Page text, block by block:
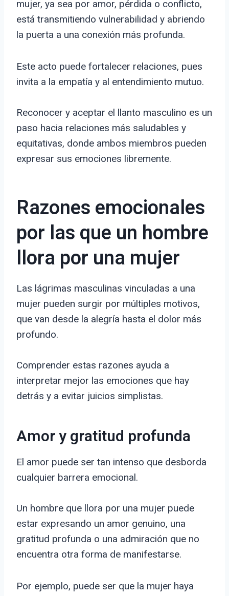
mujer, ya sea por amor, pérdida o conflicto,
está transmitiendo vulnerabilidad y abriendo
la puerta a una conexión más profunda.
Este acto puede fortalecer relaciones, pues
invita a la empatía y al entendimiento mutuo.
Reconocer y aceptar el llanto masculino es un
paso hacia relaciones más saludables y
equitativas, donde ambos miembros pueden
expresar sus emociones libremente.
Razones emocionales
por las que un hombre
llora por una mujer
Las lágrimas masculinas vinculadas a una
mujer pueden surgir por múltiples motivos,
que van desde la alegría hasta el dolor más
profundo.
Comprender estas razones ayuda a
interpretar mejor las emociones que hay
detrás y a evitar juicios simplistas.
Amor y gratitud profunda
El amor puede ser tan intenso que desborda
cualquier barrera emocional.
Un hombre que llora por una mujer puede
estar expresando un amor genuino, una
gratitud profunda o una admiración que no
encuentra otra forma de manifestarse.
Por ejemplo, puede ser que la mujer haya